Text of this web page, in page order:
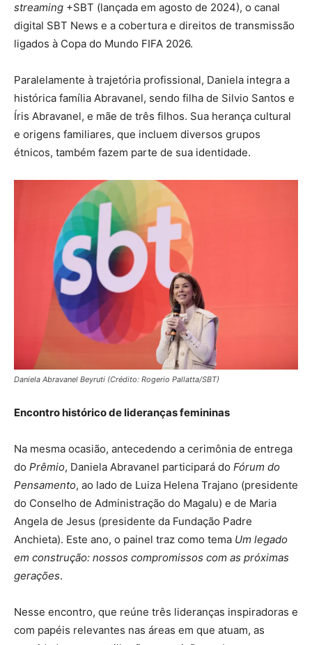
streaming +SBT (lançada em agosto de 2024), o canal
digital SBT News e a cobertura e direitos de transmissão
ligados à Copa do Mundo FIFA 2026.
Paralelamente à trajetória profissional, Daniela integra a
histórica família Abravanel, sendo filha de Silvio Santos e
Íris Abravanel, e mãe de três filhos. Sua herança cultural
e origens familiares, que incluem diversos grupos
étnicos, também fazem parte de sua identidade.
Daniela Abravanel Beyruti (Crédito: Rogerio Pallatta/SBT)
Encontro histórico de lideranças femininas
Na mesma ocasião, antecedendo a cerimônia de entrega
do Prêmio, Daniela Abravanel participará do Fórum do
Pensamento, ao lado de Luiza Helena Trajano (presidente
do Conselho de Administração do Magalu) e de Maria
Angela de Jesus (presidente da Fundação Padre
Anchieta). Este ano, o painel traz como tema Um legado
em construção: nossos compromissos com as próximas
gerações.
Nesse encontro, que reúne três lideranças inspiradoras e
com papéis relevantes nas áreas em que atuam, as